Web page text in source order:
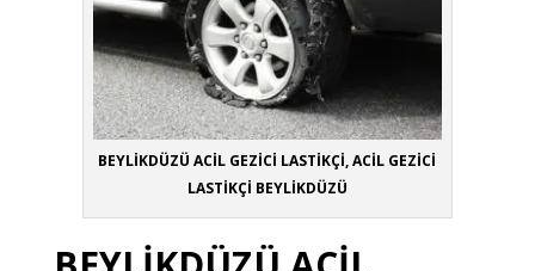
BEYLİKDÜZÜ ACİL GEZİCİ LASTİKÇİ, ACİL GEZİCİ
LASTİKÇİ BEYLİKDÜZÜ